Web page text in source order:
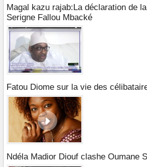
Magal kazu rajab:La déclaration de
Serigne Fallou Mbacké
Fatou Diome sur la vie des
Ndéla Madior Diouf clashe Oumane